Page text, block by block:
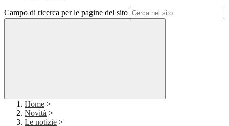
Campo di ricerca per le pagine del sito
Home >
Novità >
Le notizie >